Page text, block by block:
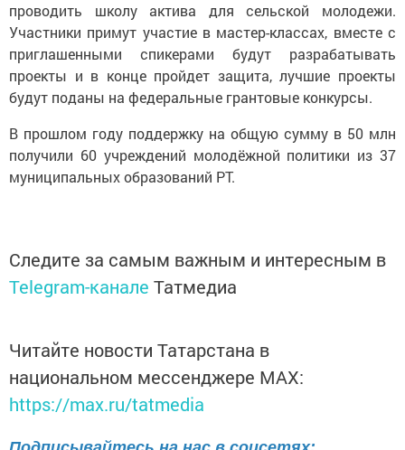
проводить школу актива для сельской молодежи.
Участники примут участие в мастер-классах, вместе с
приглашенными спикерами будут разрабатывать
проекты и в конце пройдет защита, лучшие проекты
будут поданы на федеральные грантовые конкурсы.
В прошлом году поддержку на общую сумму в 50 млн
получили 60 учреждений молодёжной политики из 37
муниципальных образований РТ.
Следите за самым важным и интересным в
Telegram-канале Татмедиа
Читайте новости Татарстана в
национальном мессенджере MАХ:
https://max.ru/tatmedia